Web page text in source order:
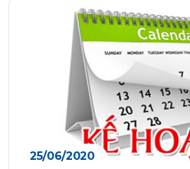
25/06/2020